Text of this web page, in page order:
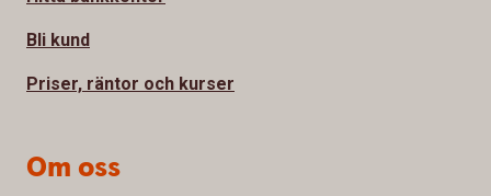
Bli kund
Priser, räntor och kurser
Om oss